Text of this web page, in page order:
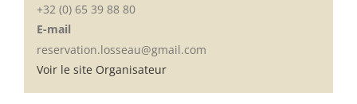
+32 (0) 65 39 88 80
E-mail
reservation.losseau@gmail.com
Voir le site Organisateur